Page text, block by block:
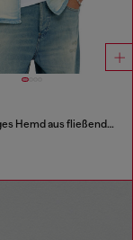
Kurzärmliges Hemd aus fließendem, überfärbtem Denim